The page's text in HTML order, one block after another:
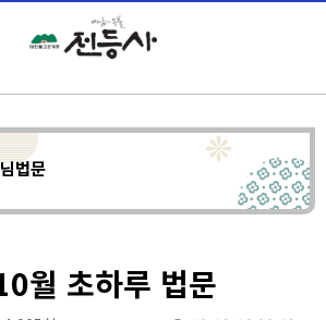
법문
월 초하루 법문